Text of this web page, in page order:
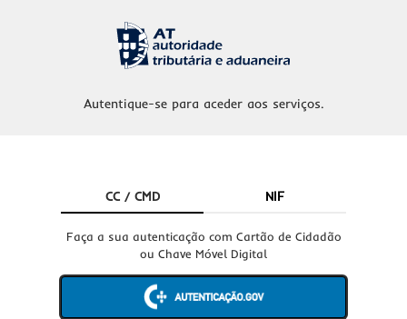
Autentique-se para aceder aos serviços.
CC / CMD NIF
Faça a sua autenticação com Cartão de Cidadão
ou Chave Móvel Digital